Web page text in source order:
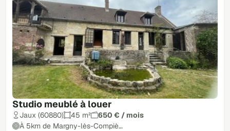
Studio meublé à louer
Jaux (60880) 45 m²
650 € / mois
À 5km de Margny-lès-Compiè…